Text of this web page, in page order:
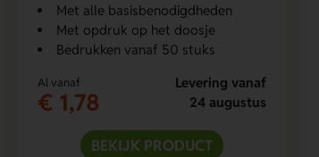
Met alle basisbenodigdheden
Met opdruk op het doosje
Bedrukken vanaf 50 stuks
Al vanaf
€ 1,78
Levering vanaf
24 augustus
BEKIJK PRODUCT